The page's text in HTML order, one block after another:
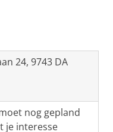
24, 9743 DA
nog gepland
je interesse